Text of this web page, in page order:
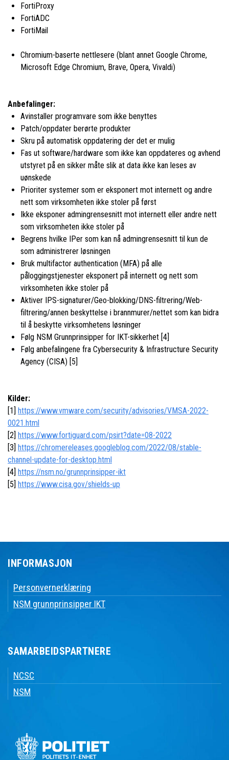
FortiProxy
FortiADC
FortiMail
Chromium-baserte nettlesere (blant annet Google Chrome,
Microsoft Edge Chromium, Brave, Opera, Vivaldi)
Anbefalinger:
Avinstaller programvare som ikke benyttes
Patch/oppdater berørte produkter
Skru på automatisk oppdatering der det er mulig
Fas ut software/hardware som ikke kan oppdateres og avhend
utstyret på en sikker måte slik at data ikke kan leses av
uønskede
Prioriter systemer som er eksponert mot internett og andre
nett som virksomheten ikke stoler på først
Ikke eksponer admingrensesnitt mot internett eller andre nett
som virksomheten ikke stoler på
Begrens hvilke IPer som kan nå admingrensesnitt til kun de
som administrerer løsningen
Bruk multifactor authentication (MFA) på alle
påloggingstjenester eksponert på internett og nett som
virksomheten ikke stoler på
Aktiver IPS-signaturer/Geo-blokking/DNS-filtrering/Web-
filtrering/annen beskyttelse i brannmurer/nettet som kan bidra
til å beskytte virksomhetens løsninger
Følg NSM Grunnprinsipper for IKT-sikkerhet [4]
Følg anbefalingene fra Cybersecurity & Infrastructure Security
Agency (CISA) [5]
Kilder:
[1] https://www.vmware.com/security/advisories/VMSA-2022-
0021.html
[2] https://www.fortiguard.com/psirt?date=08-2022
[3] https://chromereleases.googleblog.com/2022/08/stable-
channel-update-for-desktop.html
[4] https://nsm.no/grunnprinsipper-ikt
[5] https://www.cisa.gov/shields-up
INFORMASJON
Personvernerklæring
NSM grunnprinsipper IKT
SAMARBEIDSPARTNERE
NCSC
NSM